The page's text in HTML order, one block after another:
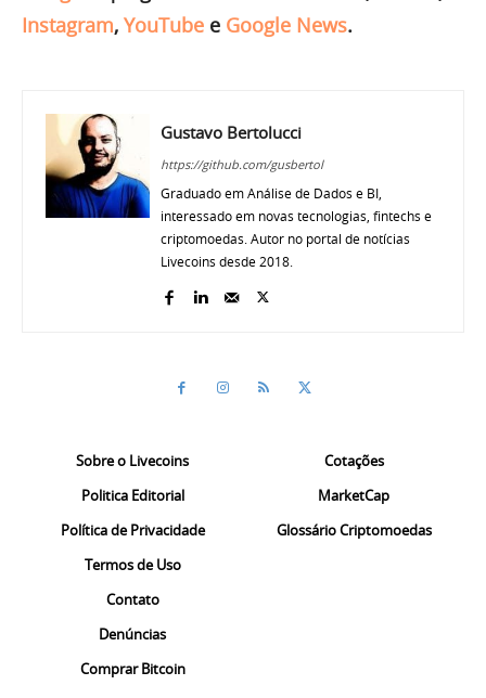
Instagram, YouTube e Google News.
Gustavo Bertolucci
https://github.com/gusbertol
Graduado em Análise de Dados e BI,
interessado em novas tecnologias, fintechs e
criptomoedas. Autor no portal de notícias
Livecoins desde 2018.
Sobre o Livecoins
Politica Editorial
Política de Privacidade
Termos de Uso
Contato
Denúncias
Comprar Bitcoin
Cotações
MarketCap
Glossário Criptomoedas